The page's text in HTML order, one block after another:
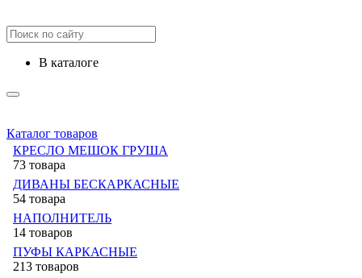
в каталоге
Каталог товаров
КРЕСЛО МЕШОК ГРУША
73 товара
ДИВАНЫ БЕСКАРКАСНЫЕ
54 товара
НАПОЛНИТЕЛЬ
14 товаров
ПУФЫ КАРКАСНЫЕ
213 товаров